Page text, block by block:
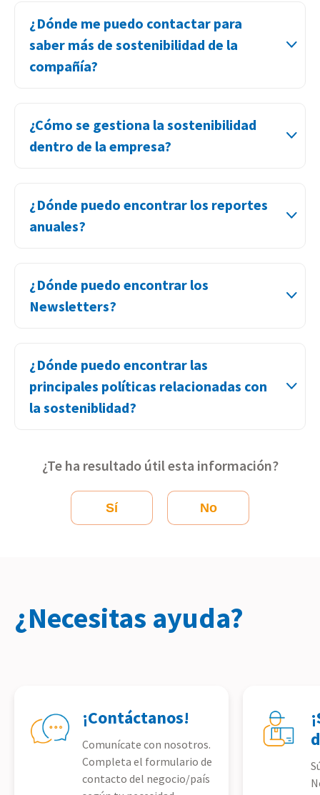
¿Dónde me puedo contactar para
saber más de sostenibilidad de la
compañía?
¿Cómo se gestiona la sostenibilidad
dentro de la empresa?
¿Dónde puedo encontrar los reportes
anuales?
¿Dónde puedo encontrar los
Newsletters?
¿Dónde puedo encontrar las
principales políticas relacionadas con
la sosteniblidad?
¿Te ha resultado útil esta información?
Sí No
¿Necesitas ayuda?
¡Contáctanos!
Comunícate con nosotros.
Completa el formulario de
contacto del negocio/país